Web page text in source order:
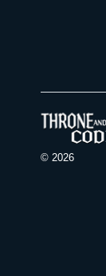
© 2026